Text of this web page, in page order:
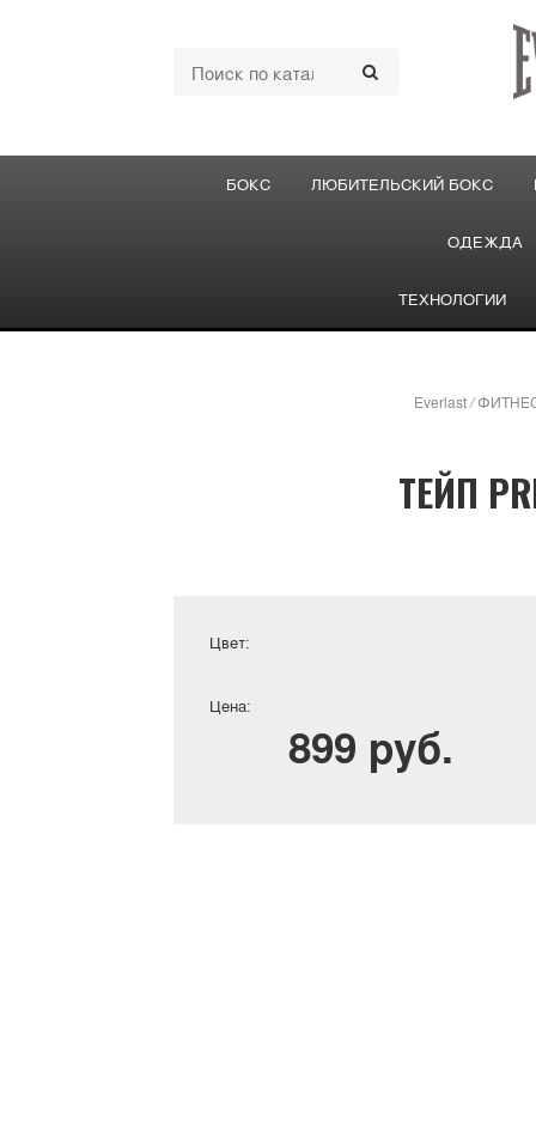
БОКС ЛЮБИТЕЛЬСКИЙ БОКС
ОДЕЖДА
ТЕХНОЛОГИИ
Everlast /
ТЕЙП
Цвет:
Цена:
899 руб.